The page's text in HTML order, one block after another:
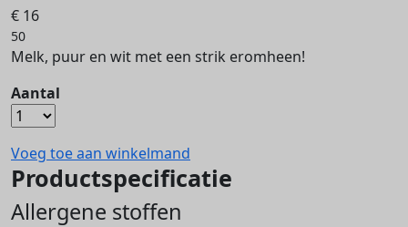
€ 16
50
Melk, puur en wit met een strik eromheen!
Aantal
Voeg toe aan winkelmand
Productspecificatie
Allergene stoffen